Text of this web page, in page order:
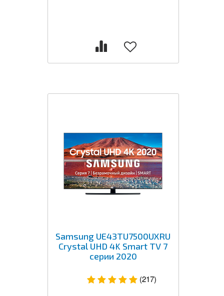
Samsung UE43TU7500UXRU
Crystal UHD 4K Smart TV 7
серии 2020
(217)